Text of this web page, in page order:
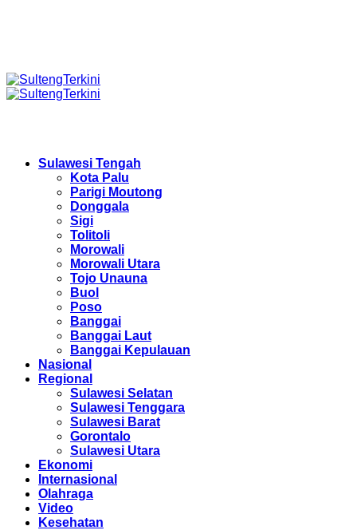
Sulawesi Tengah
Kota Palu
Parigi Moutong
Donggala
Sigi
Tolitoli
Morowali
Morowali Utara
Tojo Unauna
Buol
Poso
Banggai
Banggai Laut
Banggai Kepulauan
Nasional
Regional
Sulawesi Selatan
Sulawesi Tenggara
Sulawesi Barat
Gorontalo
Sulawesi Utara
Ekonomi
Internasional
Olahraga
Video
Kesehatan